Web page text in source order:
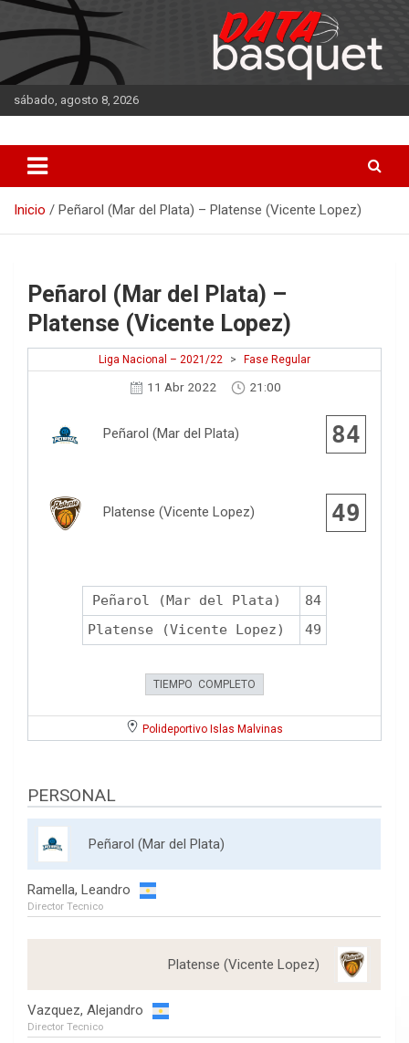
Saltar
al
contenido
sábado, agosto 8, 2026
DATA Basquet
Inicio Peñarol (Mar del Plata) – Platense (Vicente Lopez)
Peñarol (Mar del Plata) –
Platense (Vicente Lopez)
Liga Nacional – 2021/22 > Fase Regular
11 Abr 2022 21:00
Peñarol (Mar del Plata) 84
Platense (Vicente Lopez) 49
Peñarol (Mar del Plata)
84
Platense (Vicente Lopez)
49
TIEMPO COMPLETO
Polideportivo Islas Malvinas
PERSONAL
Peñarol (Mar del Plata)
Ramella, Leandro
Director Tecnico
Platense (Vicente Lopez)
Vazquez, Alejandro
Director Tecnico